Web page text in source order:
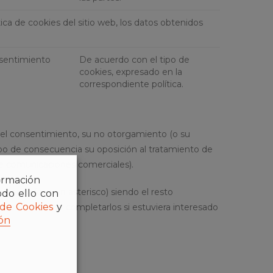
de cookies del sitio web, los datos obtenidos
De acuerdo con el tipo de
cookies, expresado en la
correspondiente política.
consentimiento, su no otorgamiento (o su
de consecuencia su oposición al tratamiento de
comunicaciones comerciales).
(con un asterisco) siendo el resto
pudiendo completarlos si estuviera interesado
ello con
Cookies y